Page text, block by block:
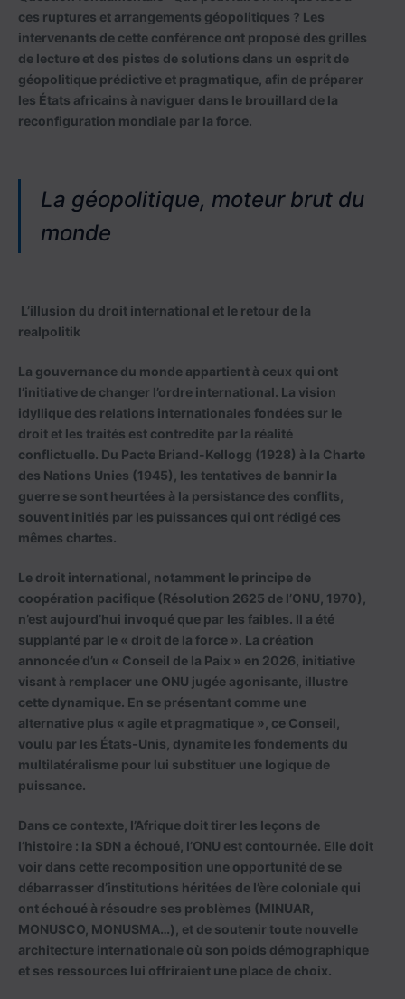
ces ruptures et arrangements géopolitiques ? Les
intervenants de cette conférence ont proposé des grilles
de lecture et des pistes de solutions dans un esprit de
géopolitique prédictive et pragmatique, afin de préparer
les États africains à naviguer dans le brouillard de la
reconfiguration mondiale par la force.
La géopolitique, moteur brut du
monde
L’illusion du droit international et le retour de la
realpolitik
La gouvernance du monde appartient à ceux qui ont
l’initiative de changer l’ordre international. La vision
idyllique des relations internationales fondées sur le
droit et les traités est contredite par la réalité
conflictuelle. Du Pacte Briand-Kellogg (1928) à la Charte
des Nations Unies (1945), les tentatives de bannir la
guerre se sont heurtées à la persistance des conflits,
souvent initiés par les puissances qui ont rédigé ces
mêmes chartes.
Le droit international, notamment le principe de
coopération pacifique (Résolution 2625 de l’ONU, 1970),
n’est aujourd’hui invoqué que par les faibles. Il a été
supplanté par le « droit de la force ». La création
annoncée d’un « Conseil de la Paix » en 2026, initiative
visant à remplacer une ONU jugée agonisante, illustre
cette dynamique. En se présentant comme une
alternative plus « agile et pragmatique », ce Conseil,
voulu par les États-Unis, dynamite les fondements du
multilatéralisme pour lui substituer une logique de
puissance.
Dans ce contexte, l’Afrique doit tirer les leçons de
l’histoire : la SDN a échoué, l’ONU est contournée. Elle doit
voir dans cette recomposition une opportunité de se
débarrasser d’institutions héritées de l’ère coloniale qui
ont échoué à résoudre ses problèmes (MINUAR,
MONUSCO, MONUSMA…), et de soutenir toute nouvelle
architecture internationale où son poids démographique
et ses ressources lui offriraient une place de choix.